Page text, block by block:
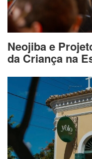
Neojiba e
da Criança na